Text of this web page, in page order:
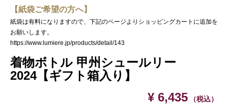
【紙袋ご希望の方へ】
紙袋は有料になりますので、下記のページよりショッピングカートに追加を
お願いします。
https://www.lumiere.jp/products/detail/143
着物ボトル 甲州シュールリー
2024【ギフト箱入り】
¥ 6,435
（税込）